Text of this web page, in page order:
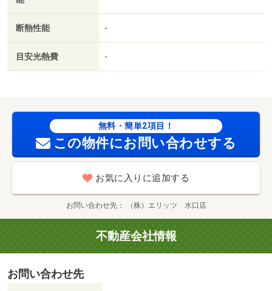
断熱性能 -
目安光熱費 -
無料・簡単2項目！
この物件にお問い合わせする
お気に入りに追加する
お問い合わせ先 （株）エリッツ 水口店
不動産会社情報
お問い合わせ先